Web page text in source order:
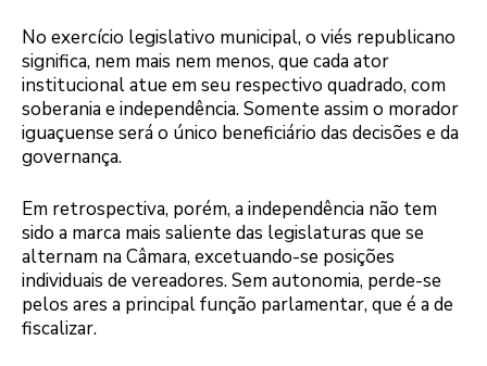
No exercício legislativo municipal, o viés republicano
significa, nem mais nem menos, que cada ator
institucional atue em seu respectivo quadrado, com
soberania e independência. Somente assim o morador
iguaçuense será o único beneficiário das decisões e da
governança.
Em retrospectiva, porém, a independência não tem
sido a marca mais saliente das legislaturas que se
alternam na Câmara, excetuando-se posições
individuais de vereadores. Sem autonomia, perde-se
pelos ares a principal função parlamentar, que é a de
fiscalizar.